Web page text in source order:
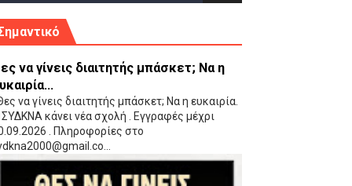
(VIDEO)
να γίνεις διαιτητής μπάσκετ; Να η
να γίνεις διαιτητής μπάσκετ; Να η ευκαιρία.
κάνει νέα σχολή . Εγγραφές μέχρι
. Πληροφορίες στο